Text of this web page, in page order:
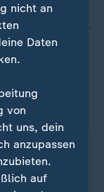
in die
Fox News.
in der
nicht an
Daten
von
uns, dein
anzupassen
auf